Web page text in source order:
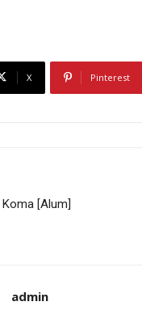
X Pinterest
[Alum]
admin